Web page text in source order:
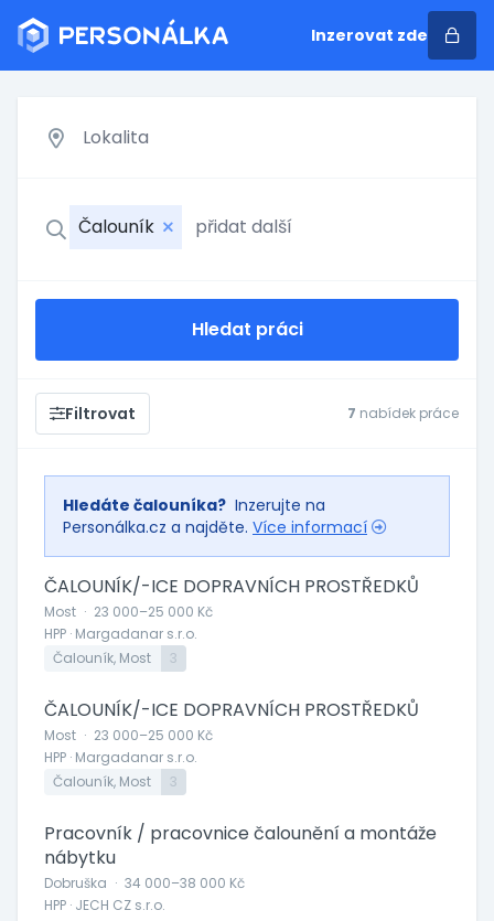
Inzerovat zde
Čalouník
Hledat práci
Filtrovat 7 nabídek práce
Hledáte čalouníka? Inzerujte na
Personálka.cz a najděte. Více informací
ČALOUNÍK/-ICE DOPRAVNÍCH PROSTŘEDKŮ
Most · 23 000–25 000 Kč
HPP · Margadanar s.r.o.
Čalouník, Most
3
ČALOUNÍK/-ICE DOPRAVNÍCH PROSTŘEDKŮ
Most · 23 000–25 000 Kč
HPP · Margadanar s.r.o.
Čalouník, Most
3
Pracovník / pracovnice čalounění a montáže
nábytku
Dobruška · 34 000–38 000 Kč
HPP · JECH CZ s.r.o.